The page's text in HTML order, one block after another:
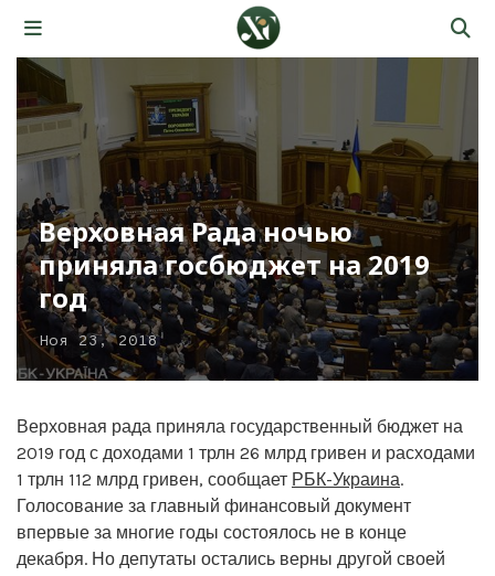
Верховная Рада ночью
приняла госбюджет на 2019
год
Ноя 23, 2018
Верховная рада приняла государственный бюджет на
2019 год с доходами 1 трлн 26 млрд гривен и расходами
1 трлн 112 млрд гривен, сообщает РБК-Украина.
Голосование за главный финансовый документ
впервые за многие годы состоялось не в конце
декабря. Но депутаты остались верны другой своей